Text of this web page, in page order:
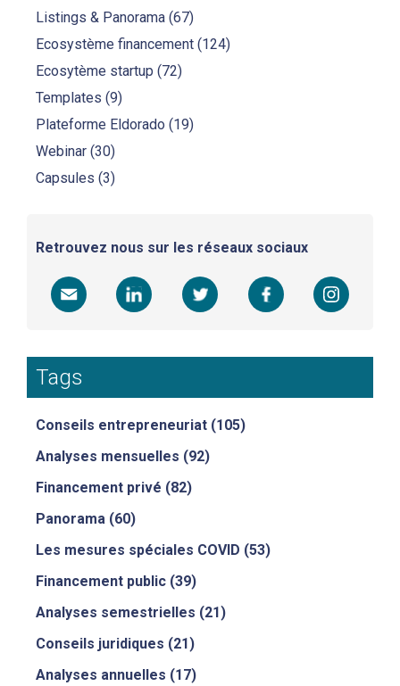
Listings & Panorama (67)
Ecosystème financement (124)
Ecosytème startup (72)
Templates (9)
Plateforme Eldorado (19)
Webinar (30)
Capsules (3)
Retrouvez nous sur les réseaux sociaux
Tags
Conseils entrepreneuriat (105)
Analyses mensuelles (92)
Financement privé (82)
Panorama (60)
Les mesures spéciales COVID (53)
Financement public (39)
Analyses semestrielles (21)
Conseils juridiques (21)
Analyses annuelles (17)